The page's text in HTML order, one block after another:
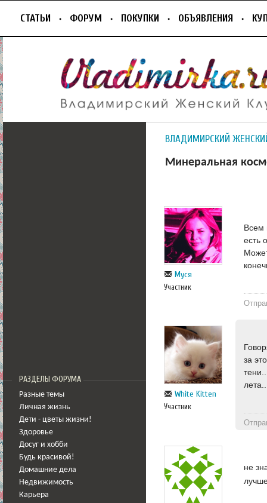
СТАТЬИ ФОРУМ ПОКУПКИ ОБЪЯВЛЕНИЯ
РАЗДЕЛЫ ФОРУМА
Разные темы
Личная жизнь
Дети - цветы жизни!
Здоровье
Досуг и хобби
Будь красивой!
Домашние дела
Недвижимость
Карьера
ВЛАДИМИРСКИЙ
Минеральная
Муся
Участник
Всем
есть
White Kitten
Участник
за
не